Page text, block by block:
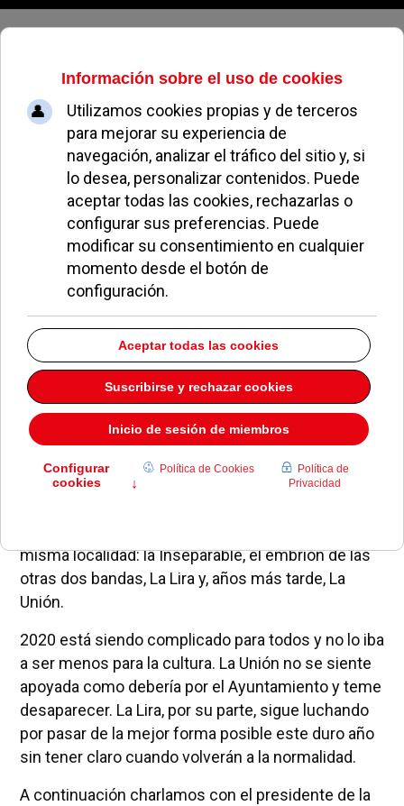
Sábado, 08 de agosto de 2026
Las bandas de música de los
pozueleros: La Lira y La Unión
JUAN PABLO MONTERO OCIO Y CULTURA 19 OCTUBRE 2020
Pozuelo es uno de los municipios de la Comunidad
misma localidad: la Inseparable, el embrión de las
otras dos bandas, La Lira y, años más tarde, La
Unión.
2020 está siendo complicado para todos y no lo iba
a ser menos para la cultura. La Unión no se siente
apoyada como debería por el Ayuntamiento y teme
desaparecer. La Lira, por su parte, sigue luchando
por pasar de la mejor forma posible este duro año
sin tener claro cuando volverán a la normalidad.
A continuación charlamos con el presidente de la